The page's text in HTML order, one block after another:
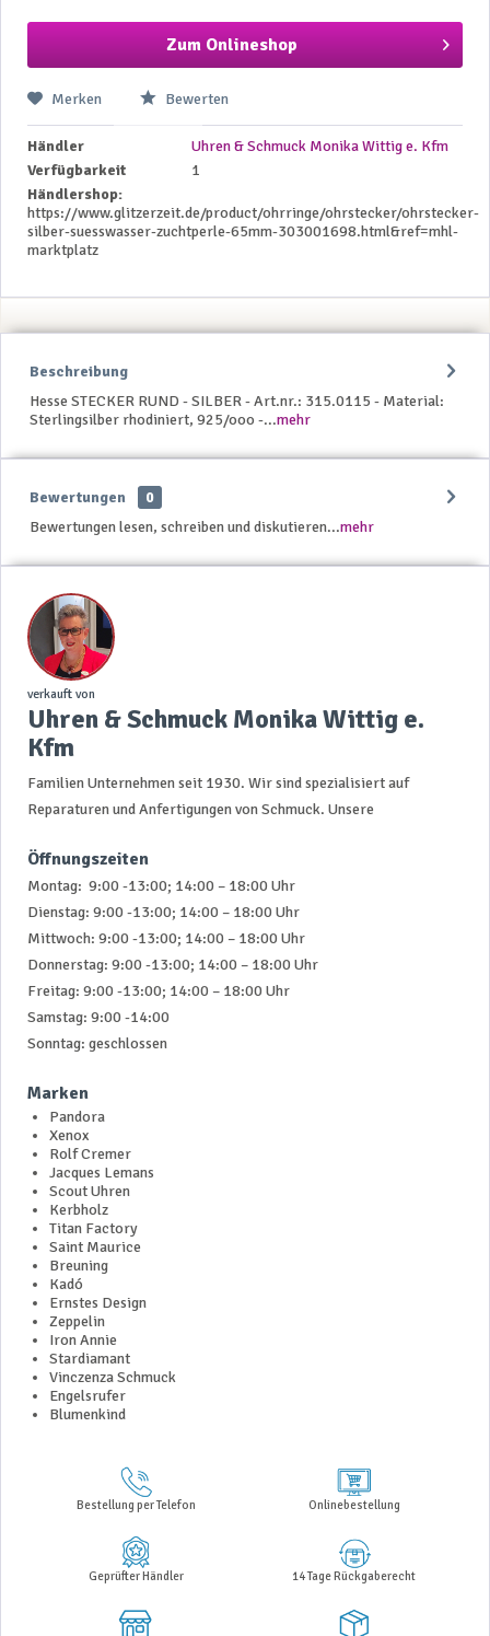
Zum Onlineshop
Merken Bewerten
Händler
Uhren & Schmuck Monika Wittig e. Kfm
Verfügbarkeit
1
Händlershop:
https://www.glitzerzeit.de/product/ohrringe/ohrstecker/ohrstecker-
silber-suesswasser-zuchtperle-65mm-303001698.html&ref=mhl-
marktplatz
Beschreibung
Hesse STECKER RUND - SILBER - Art.nr.: 315.0115 - Material:
Sterlingsilber rhodiniert, 925/ooo -...mehr
Bewertungen
0
Bewertungen lesen, schreiben und diskutieren...mehr
verkauft von
Uhren & Schmuck Monika Wittig e.
Kfm
Familien Unternehmen seit 1930. Wir sind spezialisiert auf
Reparaturen und Anfertigungen von Schmuck. Unsere
Öffnungszeiten
Montag: 9:00 -13:00; 14:00 – 18:00 Uhr
Dienstag: 9:00 -13:00; 14:00 – 18:00 Uhr
Mittwoch: 9:00 -13:00; 14:00 – 18:00 Uhr
Donnerstag: 9:00 -13:00; 14:00 – 18:00 Uhr
Freitag: 9:00 -13:00; 14:00 – 18:00 Uhr
Samstag: 9:00 -14:00
Sonntag: geschlossen
Marken
Pandora
Xenox
Rolf Cremer
Jacques Lemans
Scout Uhren
Kerbholz
Titan Factory
Saint Maurice
Breuning
Kadó
Ernstes Design
Zeppelin
Iron Annie
Stardiamant
Vinczenza Schmuck
Engelsrufer
Blumenkind
Bestellung per Telefon Onlinebestellung
Geprüfter Händler 14 Tage Rückgaberecht